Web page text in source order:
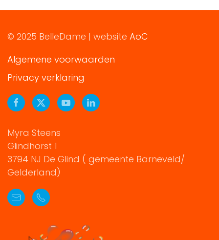
© 2025 BelleDame | website AoC
Algemene voorwaarden
Privacy verklaring
Myra Steens
Glindhorst 1
3794 NJ De Glind ( gemeente Barneveld/
Gelderland)